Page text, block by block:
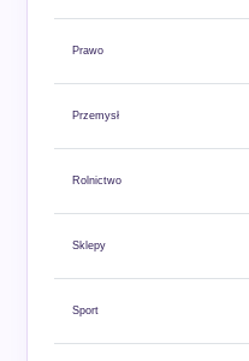
Prawo
Przemysł
Rolnictwo
Sklepy
Sport